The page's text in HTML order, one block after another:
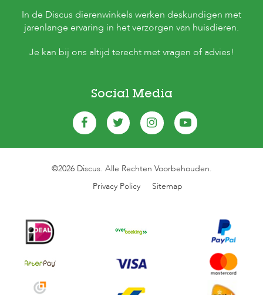
In de Discus dierenwinkels werken deskundigen met
jarenlange ervaring in het verzorgen van huisdieren.
Je kan bij ons altijd terecht met vragen of advies!
Social Media
©2026 Discus. Alle Rechten Voorbehouden.
Privacy Policy
Sitemap